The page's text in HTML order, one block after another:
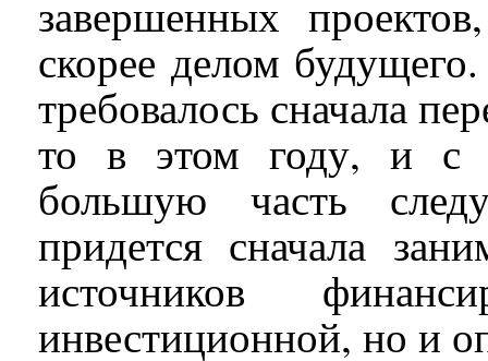
завершенных
скорее делом
требовалось сначала
то в этом году, и с
большую часть
придется сначала
источников
инвестиционной, но и